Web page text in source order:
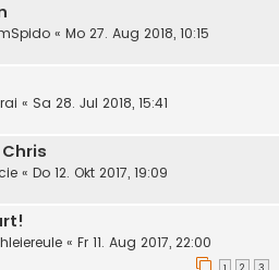
« Mo 27. Aug 2018, 10:15
« Sa 28. Jul 2018, 15:41
« Do 12. Okt 2017, 19:09
« Fr 11. Aug 2017, 22:00